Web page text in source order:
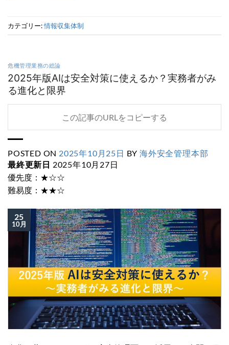
カテゴリー:情報収集体制
危機管理業務の総論
2025年版AIは安全対策に使えるか？実務者がみ
る進化と限界
この記事のURLをコピーする
POSTED ON 2025年10月25日 BY海外安全管理本部
最終更新日 2025年10月27日
優先度：★☆☆
難易度：★★☆
25
10月